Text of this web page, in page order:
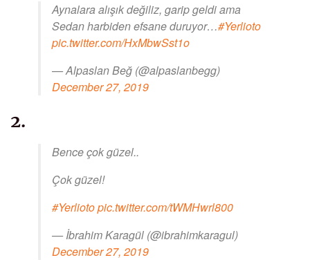
Aynalara alışık değiliz, garip geldi ama
Sedan harbiden efsane duruyor…#Yerlioto
pic.twitter.com/HxMbwSst1o
— Alpaslan Beğ (@alpaslanbegg)
December 27, 2019
2.
Bence çok güzel..
Çok güzel!
#Yerliotopic.twitter.com/tWMHwrl800
— İbrahim Karagül (@ibrahimkaragul)
December 27, 2019